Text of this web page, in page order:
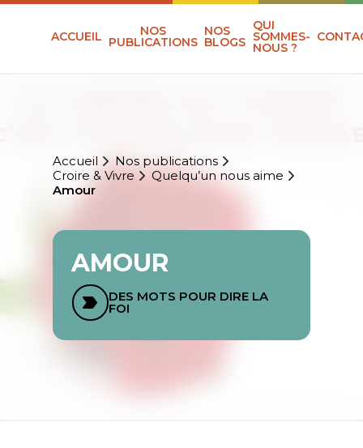
ACCUEIL NOS
PUBLICATIONS
NOS
BLOGS
QUI
SOMMES-
NOUS ?
Accueil
Nos publications
Croire & Vivre
Quelqu’un nous aime
Amour
AMOUR
DES MOTS POUR DIRE LA
FOI